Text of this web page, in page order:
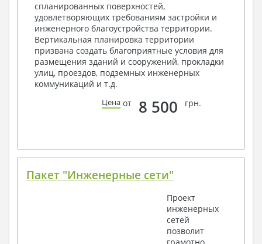
Архитектурные узлы в конструкциях
2. Конструктивный раздел:
Общие данные по проекту
Схемы расположения и расчеты фундаментов
Элементы каркаса – схемы расположения
Схема расположения перекрытий
Опоры перекрытия на стены или Узлы
Элементы кровли – схемы расположения
3. Инженерный раздел (приобретается по желанию
за дополнительную плату):
Условные обозначения с общими данными
Поэтажная система водоснабжения и
спланированных поверхностей,
удовлетворяющих требованиям застройки и
инженерного благоустройства территории.
Вертикальная планировка территории
призвана создать благоприятные условия для
размещения зданий и сооружений, прокладки
улиц, проездов, подземных инженерных
коммуникаций и т.д.
Цена от 8 500 грн.
Пакет "Инженерные сети"
Проект
инженерных
сетей
позволит